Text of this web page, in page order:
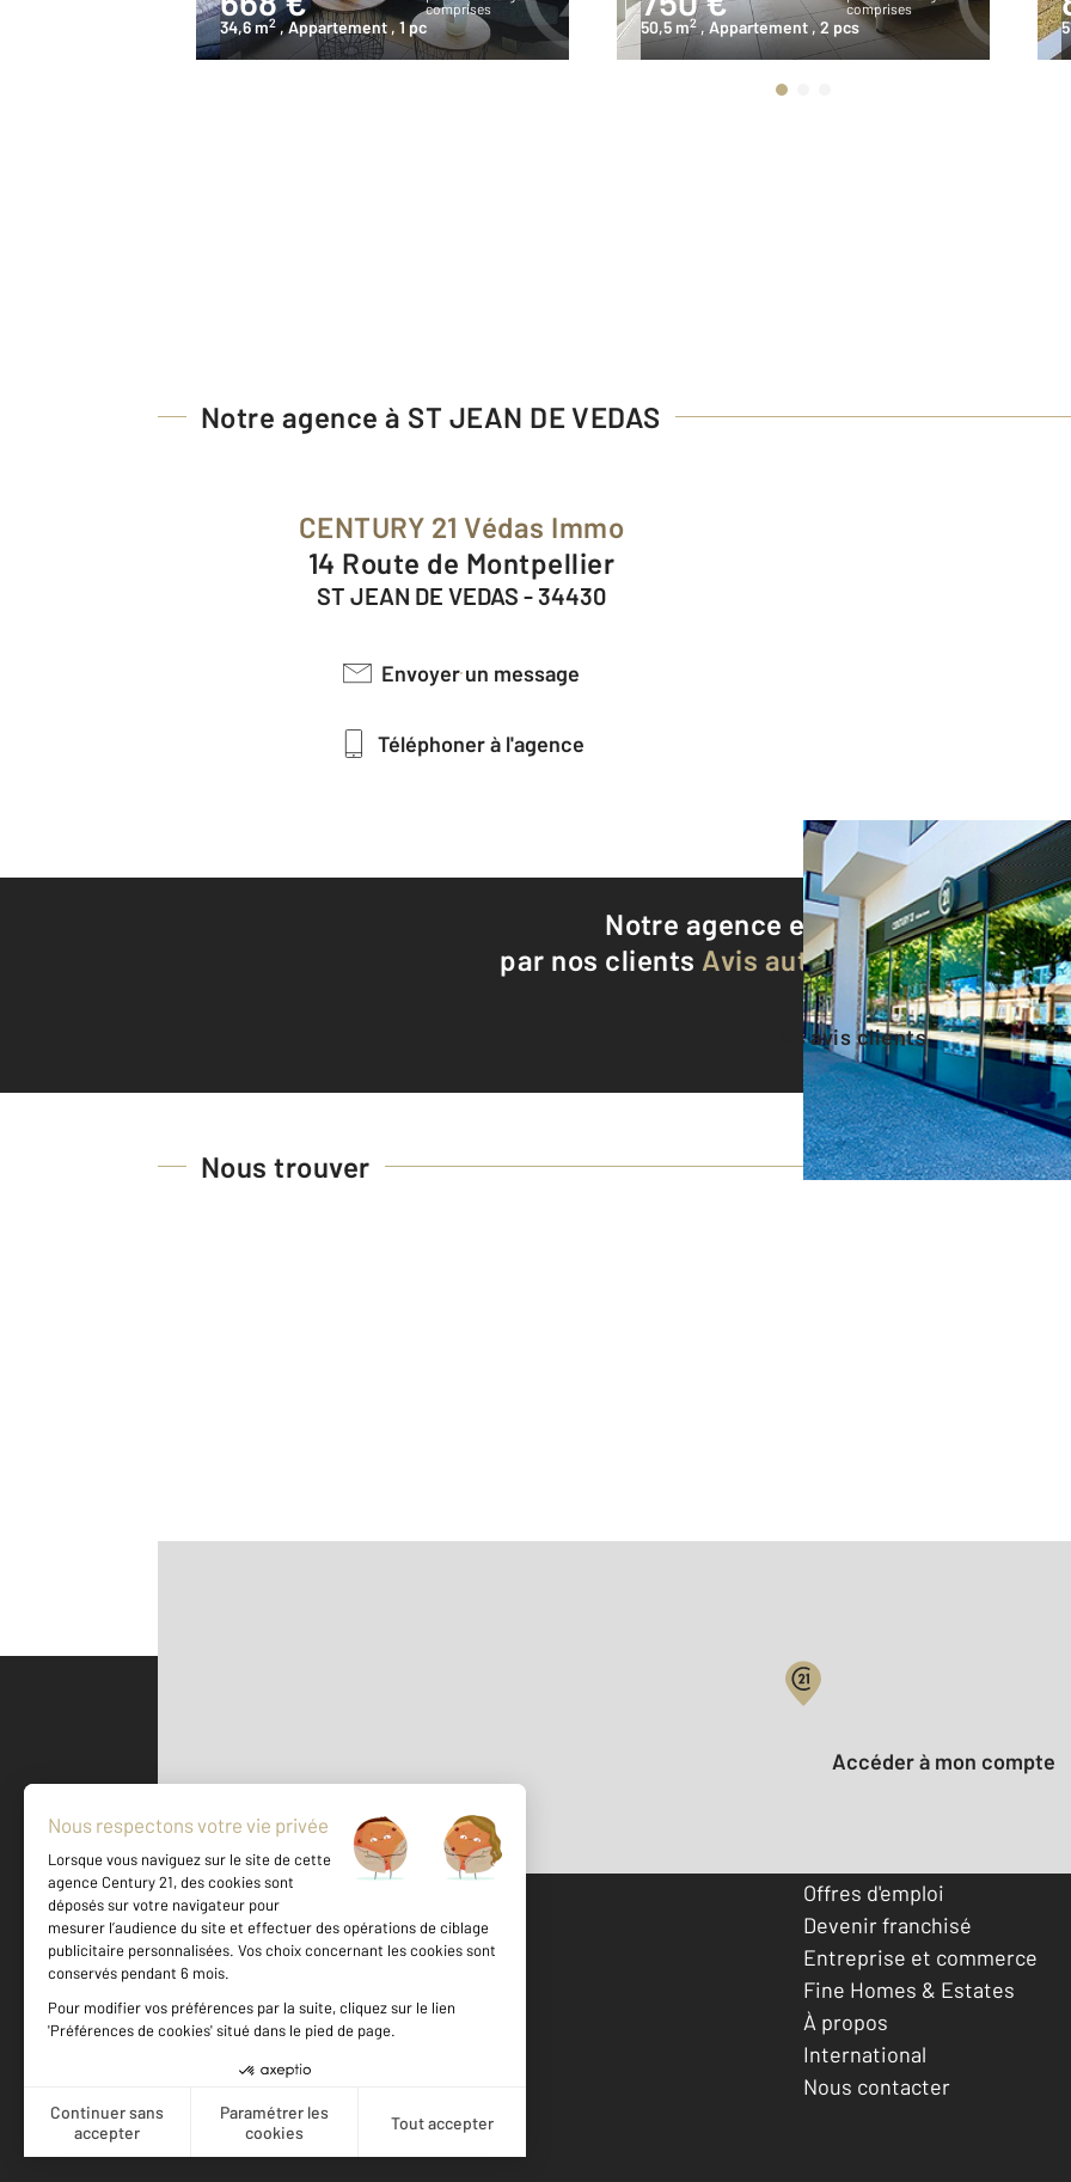
comprises
34,6 m2 , Appartement , 1 pc
comprises
50,5 m2 , Appartement , 2 pcs
Notre agence à ST JEAN DE VEDAS
CENTURY 21 Védas Immo
14 Route de Montpellier
ST JEAN DE VEDAS - 34430
Envoyer un message
Téléphoner à l'agence
Notre agence est notée9,3/10
par nos clients Avis authentifiés par
Voir tous les avis clients
Nous trouver
500 m ©Mappy
Votre compte :
Accéder à mon compte
Votre agence est notée
Achat
Location
Offres d'emploi
Devenir franchisé
Entreprise et commerce
Fine Homes & Estates
À propos
International
Nous contacter